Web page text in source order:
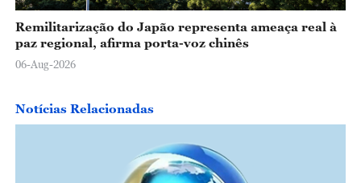
Remilitarização do Japão representa ameaça real à
paz regional, afirma porta-voz chinês
06-Aug-2026
Notícias Relacionadas